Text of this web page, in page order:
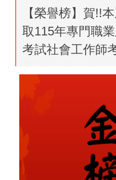
【榮譽榜】賀!!
取115年專門職
考試社會工作師